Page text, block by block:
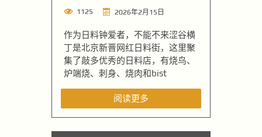
1125 2026年2月15日
作为日料钟爱者，不能不来涩谷横
丁是北京新晋网红日料街，这里聚
集了敲多优秀的日料店，有烧鸟、
炉端烧、刺身、烧肉和bist
阅读更多